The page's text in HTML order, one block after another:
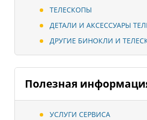
ТЕЛЕСКОПЫ
ДЕТАЛИ И АКСЕССУАРЫ
ДРУГИЕ БИНОКЛИ И
Полезная
УСЛУГИ СЕРВИСА